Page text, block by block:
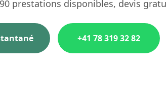
prestations disponibles, devis
+41 78 319 32 82